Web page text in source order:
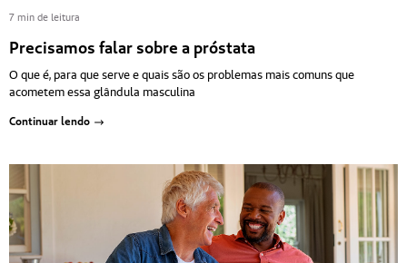
7 min de leitura
Precisamos falar sobre a próstata
O que é, para que serve e quais são os problemas mais comuns que
acometem essa glândula masculina
Continuar lendo